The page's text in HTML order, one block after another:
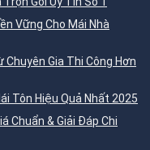
Vững Cho Mái Nhà
Chuyên Gia Thi Công Hơn
Tôn Hiệu Quả Nhất 2025
Chuẩn & Giải Đáp Chi